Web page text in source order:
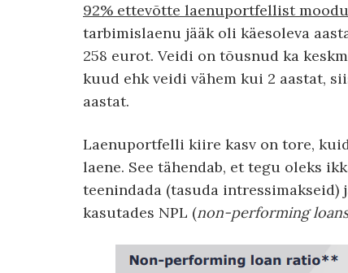
92% ettevõtte laenuportfellist
tarbimislaenu jääk oli käesoleva
258 eurot. Veidi on tõusnud ka
kuud ehk veidi vähem kui 2 aastat,
aastat.
Laenuportfelli kiire kasv on tore,
laene. See tähendab, et tegu oleks
teenindada (tasuda intressimakseid)
kasutades NPL (non-performing loans